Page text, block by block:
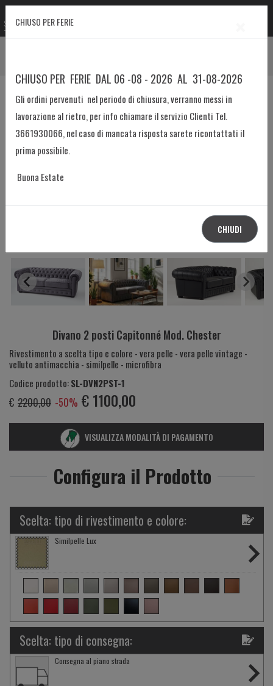
Divano 2 posti max rivestimento velluto col. 23 grigio
Divano 2 posti Capitonné Mod. Chester
Rivestimento a scelta tipo e colore - vera pelle - vera pelle vintage -
velluto antimacchia - similpelle - microfibra
Codice prodotto:SL-DVN2PST-1
€ 2200,00 -50% €1100,00
VISUALIZZA MODALITÀ DI PAGAMENTO
Configura il Prodotto
Scelta: tipo di rivestimento e colore:
Similpelle Lux
Scelta: tipo di consegna:
Consegna al piano strada
CHIUSO PER FERIE
CHIUSO PER FERIE DAL 06 -08 - 2026 AL 31-08-2026
Gli ordini pervenuti nel periodo di chiusura, verranno messi in
lavorazione al rietro, per info chiamare il servizio Clienti Tel.
3661930066, nel caso di mancata risposta sarete ricontattati il
prima possibile.
Buona Estate
CHIUDI